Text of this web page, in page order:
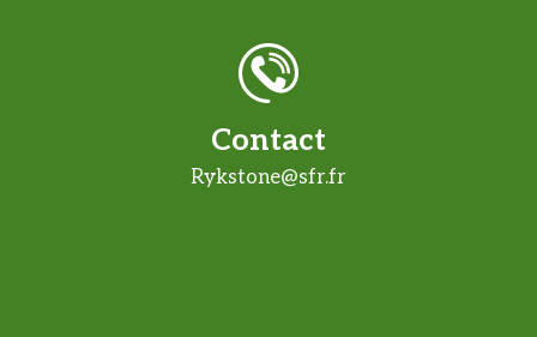
Contact
Rykstone@sfr.fr